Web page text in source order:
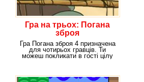
Гра на трьох: Погана
зброя
Гра Погана зброя 4 призначена
для чотирьох гравців. Ти
можеш покликати в гості цілу